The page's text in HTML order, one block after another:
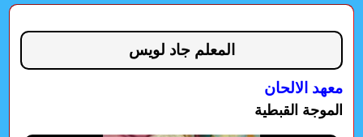
المعلم جاد لويس
معهد الالحان
الموجة القبطية